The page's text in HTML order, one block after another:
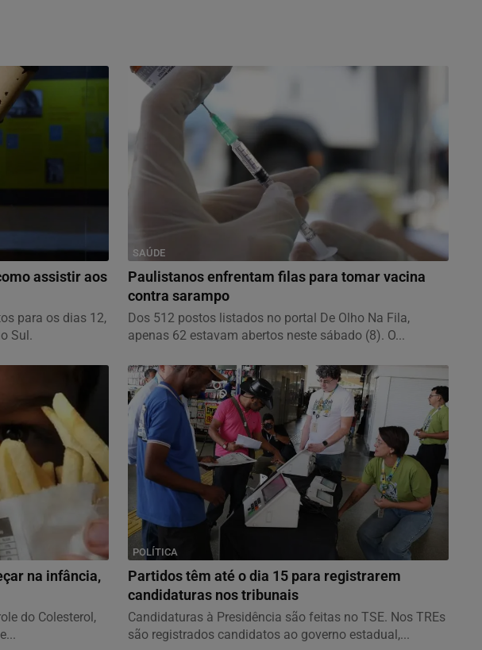
assistir aos
para os dias 12,
Sul.
SAÚDE
Paulistanos enfrentam filas para tomar vacina
contra sarampo
Dos 512 postos listados no portal De Olho Na Fila,
apenas 62 estavam abertos neste sábado (8). O...
na infância,
do Colesterol,
POLÍTICA
Partidos têm até o dia 15 para registrarem
candidaturas nos tribunais
Candidaturas à Presidência são feitas no TSE. Nos TREs
são registrados candidatos ao governo estadual,...